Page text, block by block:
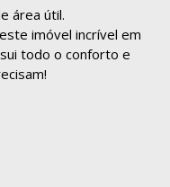
área útil.
imóvel incrível em
todo o conforto e